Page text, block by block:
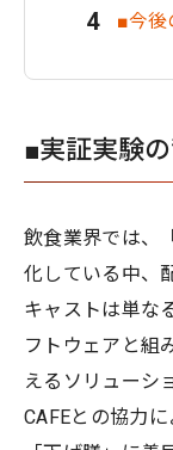
■今後
■実証実験
飲食業界では、
化している中、
キャストは単な
フトウェアと組
えるソリューシ
CAFEとの協力